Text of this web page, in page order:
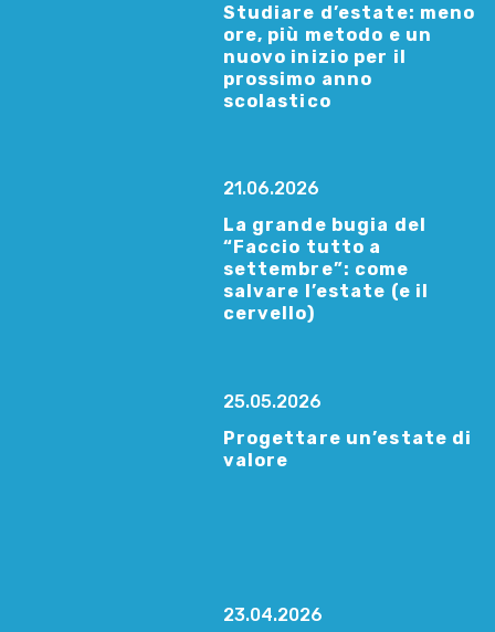
Studiare d’estate: meno
ore, più metodo e un
nuovo inizio per il
prossimo anno
scolastico
21.06.2026
La grande bugia del
“Faccio tutto a
settembre”: come
salvare l’estate (e il
cervello)
25.05.2026
Progettare un’estate di
valore
23.04.2026